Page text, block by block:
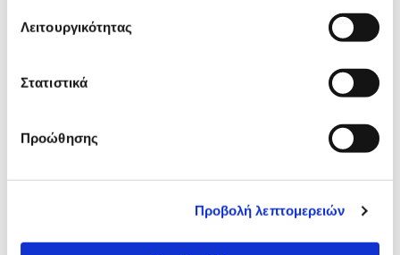
Λειτουργικότητας
Στατιστικά
Προώθησης
Προβολή λεπτομερειών
Συγκεντρώσαμε τα πιο δημοφιλή
προϊόντα της κατηγορίας & στα